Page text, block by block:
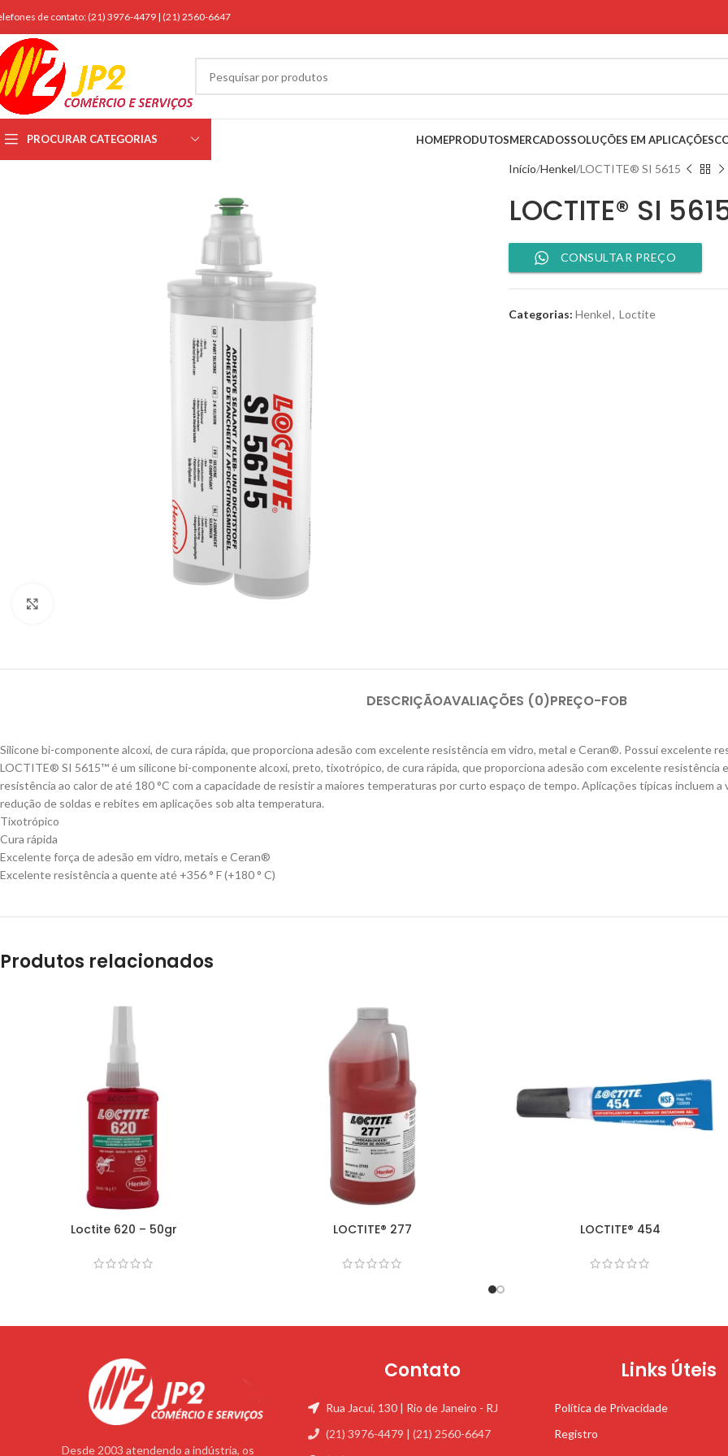
de contato: (21) 3976-4479 | (21) 2560-6647
PROCURAR CATEGORIAS HOMEPRODUTOSMERCADOSSOLUÇÕES EM APLICAÇÕES
Início Henkel LOCTITE® SI 5615
LOCTITE® SI
CONSULTAR PREÇO
Categorias: Henkel, Loctite
DESCRIÇÃOAVALIAÇÕES (0)PREÇO-FOB
Silicone bi-componente alcoxi, de cura rápida, que proporciona adesão com excelente resistência em vidro, metal e Ceran®. Possui excelente
LOCTITE® SI 5615™ é um silicone bi-componente alcoxi, preto, tixotrópico, de cura rápida, que proporciona adesão com excelente resistência
resistência ao calor de até 180 °C com a capacidade de resistir a maiores temperaturas por curto espaço de tempo. Aplicações típicas incluem
redução de soldas e rebites em aplicações sob alta temperatura.
Tixotrópico
Cura rápida
Excelente força de adesão em vidro, metais e Ceran®
Excelente resistência a quente até +356 ° F (+180 ° C)
Produtos relacionados
Loctite 620 – 50gr LOCTITE® 277 LOCTITE® 454
Desde 2003 atendendo a indústria, os
Contato
Rua Jacuí, 130 | Rio de Janeiro - RJ
(21) 3976-4479 | (21) 2560-6647
Links Úteis
Política de Privacidade
Registro